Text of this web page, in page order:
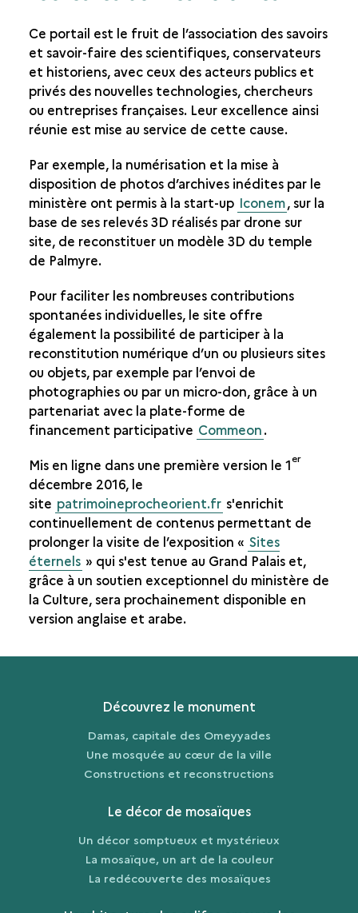
Ce portail est le fruit de l’association des savoirs
et savoir-faire des scientifiques, conservateurs
et historiens, avec ceux des acteurs publics et
privés des nouvelles technologies, chercheurs
ou entreprises françaises. Leur excellence ainsi
réunie est mise au service de cette cause.
Par exemple, la numérisation et la mise à
disposition de photos d’archives inédites par le
ministère ont permis à la start-up Iconem, sur la
base de ses relevés 3D réalisés par drone sur
site, de reconstituer un modèle 3D du temple
de Palmyre.
Pour faciliter les nombreuses contributions
spontanées individuelles, le site offre
également la possibilité de participer à la
reconstitution numérique d’un ou plusieurs sites
ou objets, par exemple par l’envoi de
photographies ou par un micro-don, grâce à un
partenariat avec la plate-forme de
financement participative Commeon.
Mis en ligne dans une première version le 1er
décembre 2016, le
site patrimoineprocheorient.fr s'enrichit
continuellement de contenus permettant de
prolonger la visite de l’exposition « Sites
éternels » qui s'est tenue au Grand Palais et,
grâce à un soutien exceptionnel du ministère de
la Culture, sera prochainement disponible en
version anglaise et arabe.
Découvrez le monument
Damas, capitale des Omeyyades
Une mosquée au cœur de la ville
Constructions et reconstructions
Le décor de mosaïques
Un décor somptueux et mystérieux
La mosaïque, un art de la couleur
La redécouverte des mosaïques